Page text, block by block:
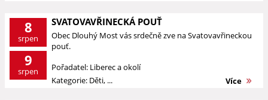
8
srpen
9
srpen
SVATOVAVŘINECKÁ POUŤ
Obec Dlouhý Most vás srdečně zve na Svatovavřineckou
pouť.
Pořadatel: Liberec a okolí
Kategorie: Děti, ...
Více